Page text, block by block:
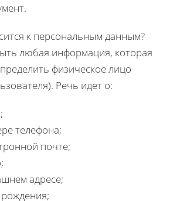
к персональным данным?
любая информация, которая
физическое лицо
Речь идет о:
телефона;
почте;
адресе;